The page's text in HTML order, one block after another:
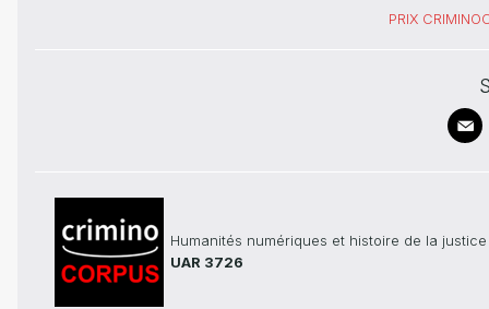
PRIX
Humanités numériques et histoire de la justice
UAR 3726